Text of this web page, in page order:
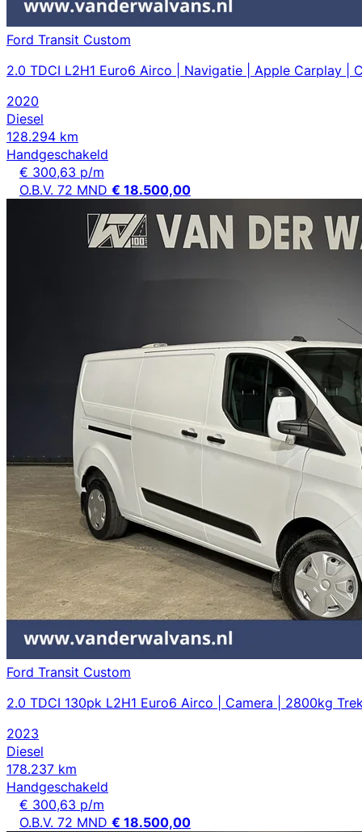
Ford Transit Custom
2.0 TDCI L2H1 Euro6 Airco | Navigatie | Apple Carplay |
2020
Diesel
128.294 km
Handgeschakeld
€ 300,63 p/m
O.B.V. 72 MND € 18.500,00
Ford Transit Custom
2.0 TDCI 130pk L2H1 Euro6 Airco | Camera | 2800kg
2023
Diesel
178.237 km
Handgeschakeld
€ 300,63 p/m
O.B.V. 72 MND € 18.500,00